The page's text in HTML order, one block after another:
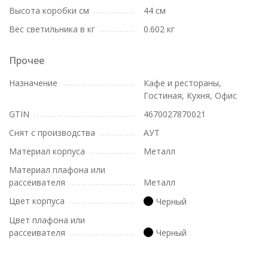
Высота коробки см
44 см
Вес светильника в кг
0.602 кг
Прочее
Назначение
Кафе и рестораны,
Гостиная, Кухня, Офис
GTIN
4670027870021
Снят с производства
АУТ
Материал корпуса
Металл
Материал плафона или
рассеивателя
Металл
Цвет корпуса
Черный
Цвет плафона или
рассеивателя
Черный